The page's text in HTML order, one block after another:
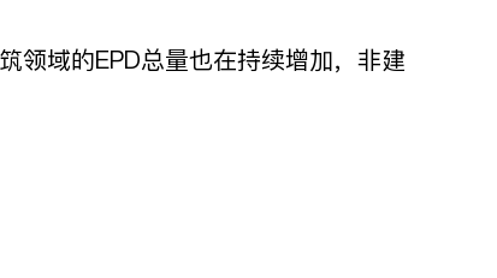
领域的EPD总量也在持续增加，非建